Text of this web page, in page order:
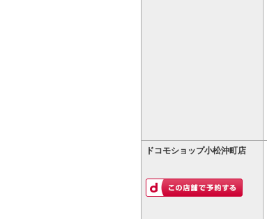
ドコモショップ小松沖町店